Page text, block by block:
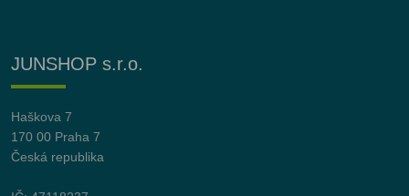
JUNSHOP s.r.o.
Haškova 7
170 00 Praha 7
Česká republika